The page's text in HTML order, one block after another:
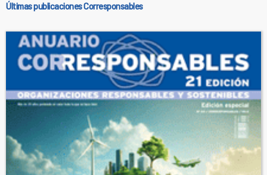
Últimas publicaciones Corresponsables